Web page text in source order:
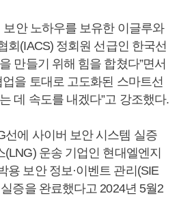
보안 노하우를 보유한 이글루와
회(IACS) 정회원 선급인 한국선
만들기 위해 힘을 합쳤다”면서
을 토대로 고도화된 스마트선
데 속도를 내겠다”고 강조했다.
에 사이버 보안 시스템 실증
운송 기업인 현대엘엔지
용 보안 정보·이벤트 관리(SIE
증을 완료했다고 2024년 5월2